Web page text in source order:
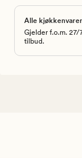
Alle
Gjelder f.o.m. 27/
tilbud.